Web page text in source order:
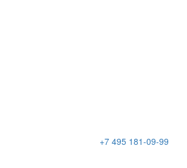
+7 495 181-09-99